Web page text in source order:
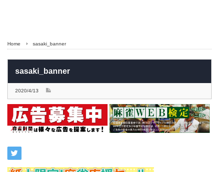
Home sasaki_banner
sasaki_banner
2020/4/13